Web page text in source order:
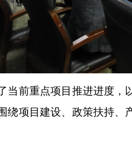
当前重点项目推进进度
绕项目建设、政策扶持